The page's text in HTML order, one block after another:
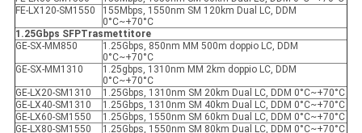
FE-LX120-SM1550
155Mbps, 1550nm SM 120km Dual LC, DDM
0°C~+70°C
1.25Gbps SFPTrasmettitore
GE-SX-MM850
1.25Gbps, 850nm MM 500m doppio LC, DDM
0°C~+70°C
GE-SX-MM1310
1.25gbps, 1310nm MM 2km doppio LC, DDM
0°C~+70°C
GE-LX20-SM1310
1.25Gbps, 1310nm SM 20km Dual LC, DDM 0°C~+70°C
GE-LX40-SM1310
1.25Gbps, 1310nm SM 40km Dual LC, DDM 0°C~+70°C
GE-LX60-SM1550
1.25Gbps, 1550nm SM 60km Dual LC, DDM 0°C~+70°C
GE-LX80-SM1550
1.25Gbps, 1550nm SM 80km Dual LC, DDM 0°C~+70°C